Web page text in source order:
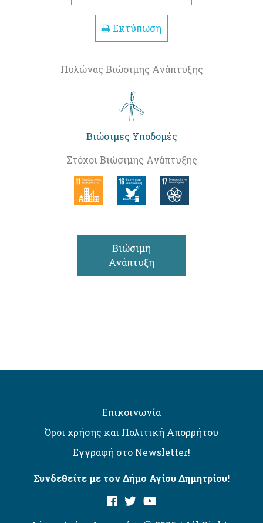
Εκτύπωση
Πυλώνας Βιώσιμης Ανάπτυξης
Βιώσιμες Υποδομές
Στόχοι Βιώσιμης Ανάπτυξης
Βιώσιμη
Ανάπτυξη
Επικοινωνία
Όροι χρήσης και Πολιτική Απορρήτου
Εγγραφή στο Newsletter!
Συνδεθείτε με τον Δήμο Αγίου Δημητρίου!